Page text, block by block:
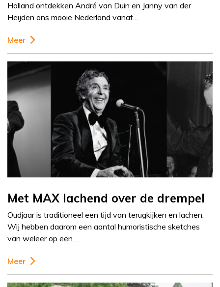
Holland ontdekken André van Duin en Janny van der
Heijden ons mooie Nederland vanaf…
Meer
Met MAX lachend over de drempel
Oudjaar is traditioneel een tijd van terugkijken en lachen.
Wij hebben daarom een aantal humoristische sketches
van weleer op een…
Meer